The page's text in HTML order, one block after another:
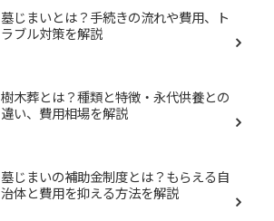
墓じまいとは？手続きの流れや費用、ト
ラブル対策を解説
樹木葬とは？種類と特徴・永代供養との
違い、費用相場を解説
墓じまいの補助金制度とは？もらえる自
治体と費用を抑える方法を解説